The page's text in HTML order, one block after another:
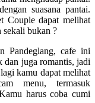
suasana pantai.
Couple dapat melihat
sekali bukan ?
Pandeglang, cafe ini
dan juga romantis, jadi
kamu dapat melihat
menu, termasuk
harus coba cumi